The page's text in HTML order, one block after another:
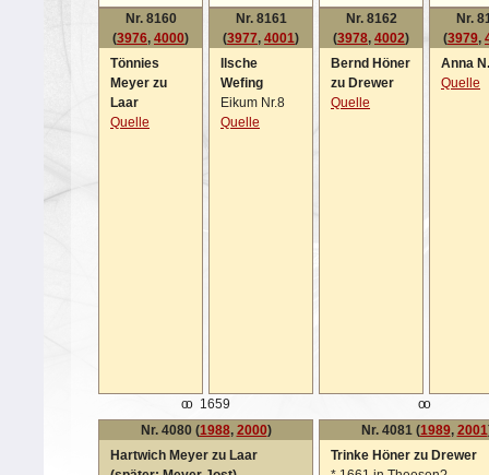
Nr. 8160
(3976, 4000)
Tönnies
Meyer zu
Laar
Quelle
Nr. 8161
(3977, 4001)
Ilsche
Wefing
Eikum Nr.8
Quelle
Nr. 8162
(3978, 4002)
Bernd Höner
zu Drewer
Quelle
Nr.
(3979,
Anna
Quelle
oo 1659
oo
Nr. 4080 (1988, 2000)
Hartwich Meyer zu Laar
Nr. 4081 (1989, 2001
Trinke Höner zu Drewer